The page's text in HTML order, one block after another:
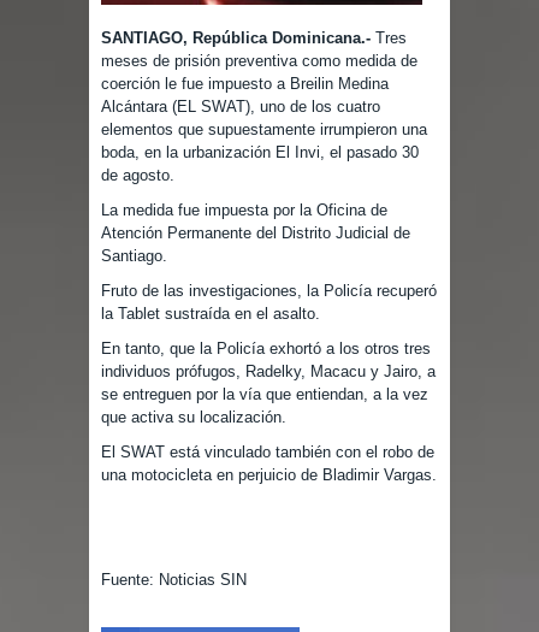
SANTIAGO, República Dominicana.- Tres
meses de prisión preventiva como medida de
coerción le fue impuesto a Breilin Medina
Alcántara (EL SWAT), uno de los cuatro
elementos que supuestamente irrumpieron una
boda, en la urbanización El Invi, el pasado 30
de agosto.
La medida fue impuesta por la Oficina de
Atención Permanente del Distrito Judicial de
Santiago.
Fruto de las investigaciones, la Policía recuperó
la Tablet sustraída en el asalto.
En tanto, que la Policía exhortó a los otros tres
individuos prófugos, Radelky, Macacu y Jairo, a
se entreguen por la vía que entiendan, a la vez
que activa su localización.
El SWAT está vinculado también con el robo de
una motocicleta en perjuicio de Bladimir Vargas.
Fuente: Noticias SIN